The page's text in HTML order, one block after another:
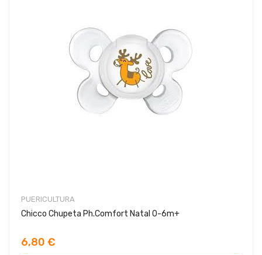
PUERICULTURA
Chicco Chupeta Ph.Comfort Natal 0-6m+
6,80 €